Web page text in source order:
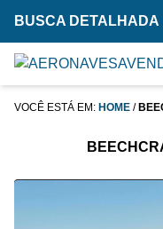
BUSCA DETALHADA
VOCÊ ESTÁ EM: HOME /